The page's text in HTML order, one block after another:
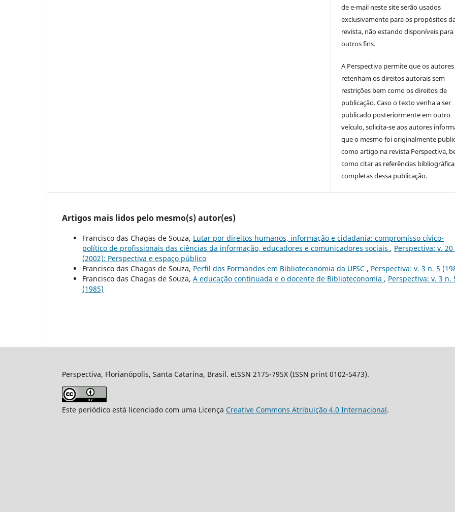
de e-mail neste site serão usados
exclusivamente para os propósitos
revista, não estando disponíveis para
outros fins.
A Perspectiva permite que os autores
retenham os direitos autorais sem
restrições bem como os direitos de
publicação. Caso o texto venha a ser
publicado posteriormente em outro
veículo, solicita-se aos autores
que o mesmo foi originalmente
como artigo na revista Perspectiva,
como citar as referências
completas dessa publicação.
Artigos mais lidos pelo mesmo(s) autor(es)
Francisco das Chagas de Souza, Lutar por direitos humanos, informação e cidadania: compromisso cívico-
político de profissionais das ciências da informação, educadores e comunicadores sociais , Perspectiva: v. 20
(2002): Perspectiva e espaço público
Francisco das Chagas de Souza, Perfil dos Formandos em Biblioteconomia da UFSC , Perspectiva: v. 3 n. 5
Francisco das Chagas de Souza, A educação continuada e o docente de Biblioteconomia , Perspectiva: v. 3 n.
(1985)
Perspectiva, Florianópolis, Santa Catarina, Brasil. eISSN 2175-795X (ISSN print 0102-5473).
Este periódico está licenciado com uma Licença Creative Commons Atribuição 4.0 Internacional.